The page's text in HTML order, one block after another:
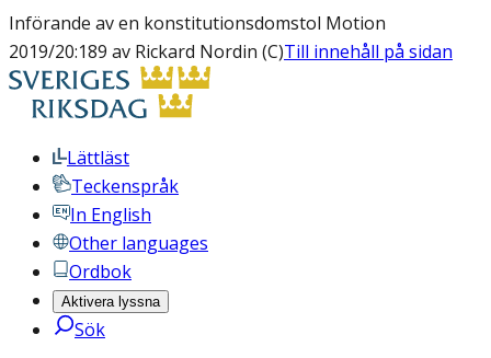
Införande av en konstitutionsdomstol Motion
2019/20:189 av Rickard Nordin (C)Till innehåll på sidan
Lättläst
Teckenspråk
In English
Other languages
Ordbok
Aktivera lyssna
Sök